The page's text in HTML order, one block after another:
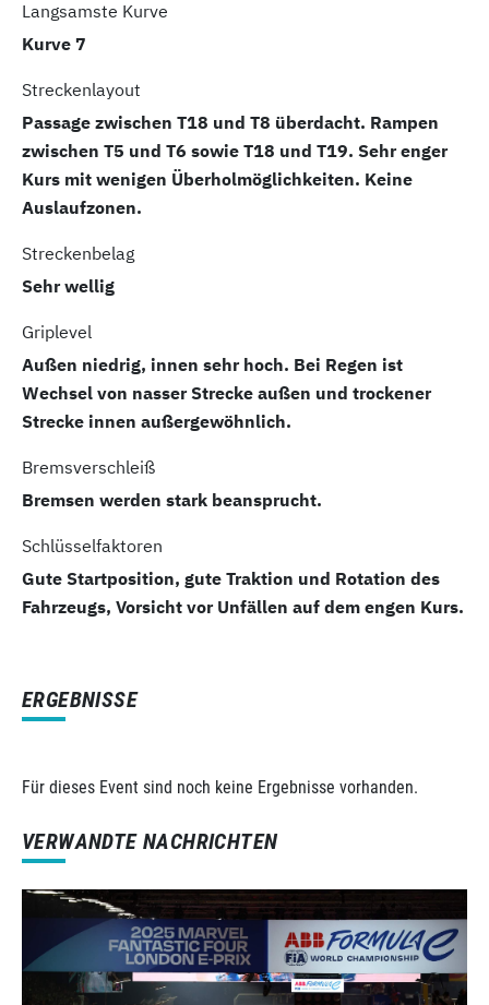
Langsamste Kurve
Kurve 7
Streckenlayout
Passage zwischen T18 und T8 überdacht. Rampen
zwischen T5 und T6 sowie T18 und T19. Sehr enger
Kurs mit wenigen Überholmöglichkeiten. Keine
Auslaufzonen.
Streckenbelag
Sehr wellig
Griplevel
Außen niedrig, innen sehr hoch. Bei Regen ist
Wechsel von nasser Strecke außen und trockener
Strecke innen außergewöhnlich.
Bremsverschleiß
Bremsen werden stark beansprucht.
Schlüsselfaktoren
Gute Startposition, gute Traktion und Rotation des
Fahrzeugs, Vorsicht vor Unfällen auf dem engen Kurs.
ERGEBNISSE
Für dieses Event sind noch keine Ergebnisse vorhanden.
VERWANDTE NACHRICHTEN